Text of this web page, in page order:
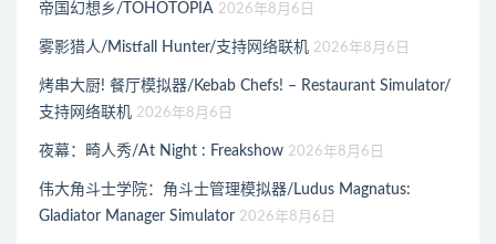
帝国幻想乡/TOHOTOPIA 2026年8月6日
雾影猎人/Mistfall Hunter/支持网络联机 2026年8月6日
烤串大厨! 餐厅模拟器/Kebab Chefs! – Restaurant Simulator/
支持网络联机 2026年8月6日
夜幕：畸人秀/At Night : Freakshow 2026年8月6日
伟大角斗士学院：角斗士管理模拟器/Ludus Magnatus:
Gladiator Manager Simulator 2026年8月6日